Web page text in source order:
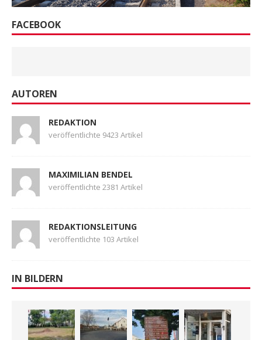
FACEBOOK
AUTOREN
REDAKTION
veröffentlichte 9423 Artikel
MAXIMILIAN BENDEL
veröffentlichte 2381 Artikel
REDAKTIONSLEITUNG
veröffentlichte 103 Artikel
IN BILDERN